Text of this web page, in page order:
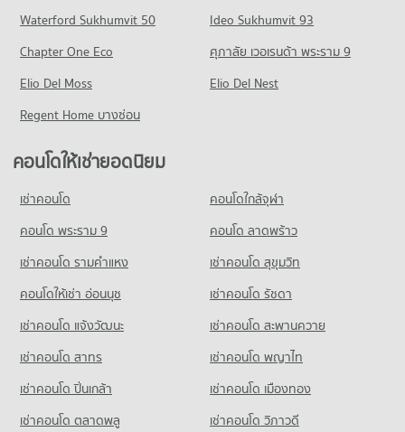
คอนโด ถนนวิภาวดีรังสิต
มีคอนโดให้เช่า 18,347 ประกาศ
ขายคอนโด ถนนวิภาวดีรังสิต
มีคอนโดขาย 7,631 ประกาศ
คอนโด ถนนพหลโยธิน
มีคอนโดให้เช่า 21,193 ประกาศ
ขายคอนโด ถนนพหลโยธิน
มีคอนโดขาย 8,482 ประกาศ
คอนโด รัชดาภิเษก 36
39 โครงการ
คอนโดให้เช่า รัชดาภิเษก 36
มีคอนโดขาย 228 ประกาศ
Waterford Sukhumvit 50
Ideo Sukhumvit 93
Chapter One Eco
ศุภาลัย เวอเรนด้า พระราม 9
Elio Del Moss
Elio Del Nest
Regent Home บางซ่อน
คอนโดให้เช่ายอดนิยม
เช่าคอนโด
คอนโดใกล้จุฬา
คอนโด พระราม 9
คอนโด ลาดพร้าว
เช่าคอนโด รามคําแหง
เช่าคอนโด สุขุมวิท
คอนโดให้เช่า อ่อนนุช
เช่าคอนโด รัชดา
เช่าคอนโด แจ้งวัฒนะ
เช่าคอนโด สะพานควาย
เช่าคอนโด สาทร
เช่าคอนโด พญาไท
เช่าคอนโด ปิ่นเกล้า
เช่าคอนโด เมืองทอง
เช่าคอนโด ตลาดพลู
เช่าคอนโด วิภาวดี